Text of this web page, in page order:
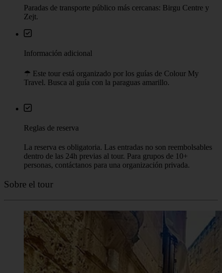
Paradas de transporte público más cercanas: Birgu Centre y
Zejt.
Información adicional
☂︎ Este tour está organizado por los guías de Colour My
Travel. Busca al guía con la paraguas amarillo.
Reglas de reserva
La reserva es obligatoria. Las entradas no son reembolsables
dentro de las 24h previas al tour. Para grupos de 10+
personas, contáctanos para una organización privada.
Sobre el tour